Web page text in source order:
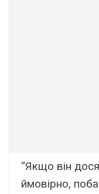
“Якщо він
ймовірно,